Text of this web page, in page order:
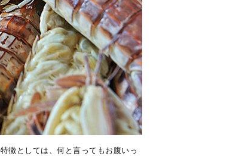
徴としては、何と言ってもお腹いっ